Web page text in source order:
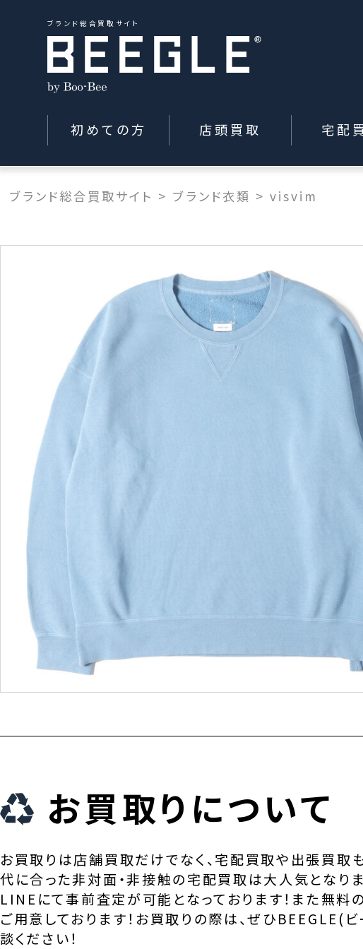
ブランド総合買取サイト
初めての方 店頭買取 宅配
ブランド総合買取サイト > ブランド衣類 >visvim
お買取りについて
お買取りは店舗買取だけでなく、宅配買取や出張買取
代に合った非対面・非接触の宅配買取は大人気となり
LINEにて事前査定が可能となっております！また無料
ご用意しております！お買取りの際は、ぜひBEEGLE(
談ください！